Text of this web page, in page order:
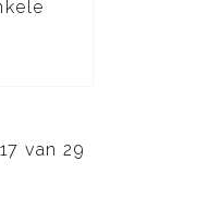
van 29